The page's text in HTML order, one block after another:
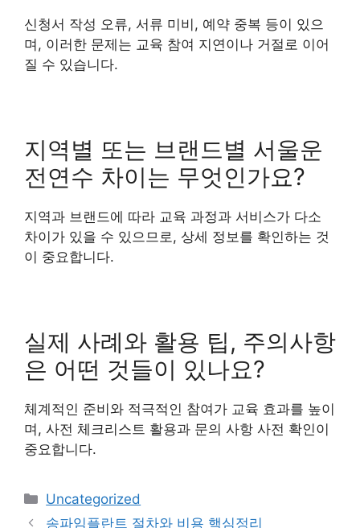
신청서 작성 오류, 서류 미비, 예약 중복 등이 있으
며, 이러한 문제는 교육 참여 지연이나 거절로 이어
질 수 있습니다.
지역별 또는 브랜드별 서울운
전연수 차이는 무엇인가요?
지역과 브랜드에 따라 교육 과정과 서비스가 다소
차이가 있을 수 있으므로, 상세 정보를 확인하는 것
이 중요합니다.
실제 사례와 활용 팁, 주의사항
은 어떤 것들이 있나요?
체계적인 준비와 적극적인 참여가 교육 효과를 높이
며, 사전 체크리스트 활용과 문의 사항 사전 확인이
중요합니다.
Categories
Uncategorized
송파임플란트 절차와 비용 핵심정리